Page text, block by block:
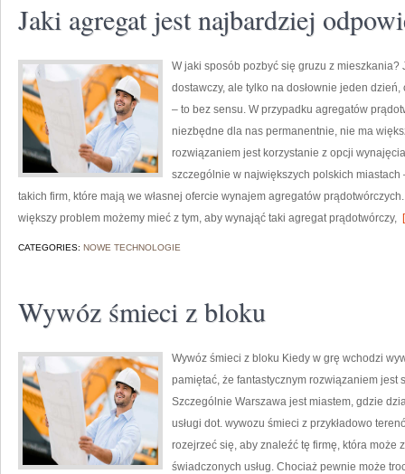
Jaki agregat jest najbardziej
W jaki sposób pozbyć się gruzu z
dostawczy, ale tylko na dosłownie jeden
– to bez sensu. W przypadku agregatów
niezbędne dla nas permanentnie, nie ma
rozwiązaniem jest korzystanie z opcji
szczególnie w największych polskich
takich firm, które mają we własnej ofercie wynajem agregatów
większy problem możemy mieć z tym, aby wynająć taki agregat prądotwórczy,
CATEGORIES: NOWE TECHNOLOGIE
Wywóz śmieci z bloku
Wywóz śmieci z bloku Kiedy w grę wchodzi
pamiętać, że fantastycznym rozwiązaniem jest
Szczególnie Warszawa jest miastem, gdzie
usługi dot. wywozu śmieci z przykładowo
rozejrzeć się, aby znaleźć tę firmę, która może
świadczonych usług. Chociaż pewnie może